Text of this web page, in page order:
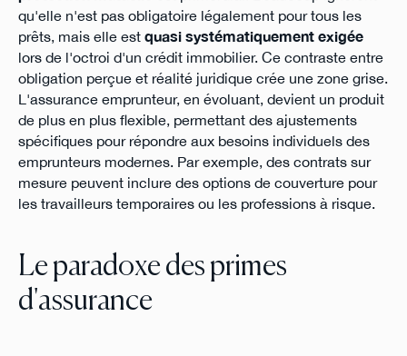
qu'elle n'est pas obligatoire légalement pour tous les
prêts, mais elle est quasi systématiquement exigée
lors de l'octroi d'un crédit immobilier. Ce contraste entre
obligation perçue et réalité juridique crée une zone grise.
L'assurance emprunteur, en évoluant, devient un produit
de plus en plus flexible, permettant des ajustements
spécifiques pour répondre aux besoins individuels des
emprunteurs modernes. Par exemple, des contrats sur
mesure peuvent inclure des options de couverture pour
les travailleurs temporaires ou les professions à risque.
Le paradoxe des primes
d'assurance